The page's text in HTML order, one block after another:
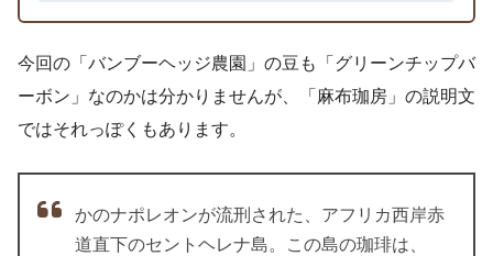
今回の「バンブーヘッジ農園」の豆も「グリーンチップバ
ーボン」なのかは分かりませんが、「麻布珈房」の説明文
ではそれっぽくもあります。
かのナポレオンが流刑された、アフリカ西岸赤
道直下のセントヘレナ島。この島の珈琲は、